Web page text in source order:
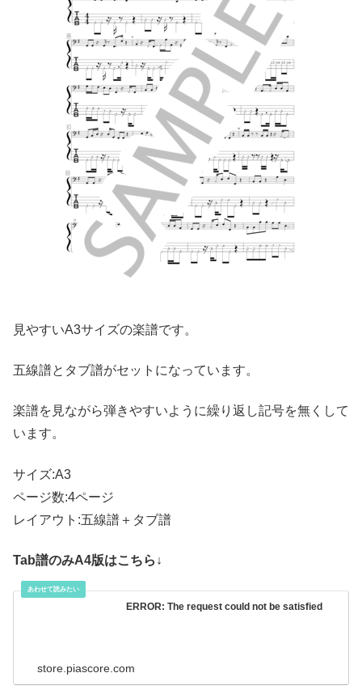
見やすいA3サイズの楽譜です。
五線譜とタブ譜がセットになっています。
楽譜を見ながら弾きやすいように繰り返し記号を無くして
います。
サイズ:A3
ページ数:4ページ
レイアウト:五線譜＋タブ譜
Tab譜のみA4版はこちら↓
ERROR: The request could not be satisfied
store.piascore.com